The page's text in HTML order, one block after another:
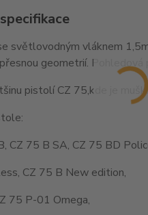
světlovodným vláknem
geometrií.
pistolí CZ 75,kde je
CZ 75 B SA, CZ 75 BD
CZ 75 B New edition,
75 P-01 Omega,